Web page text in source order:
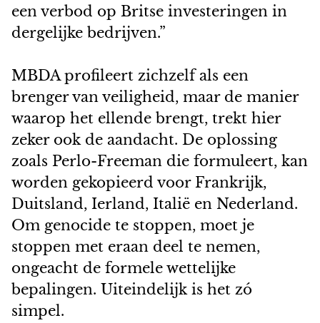
een verbod op Britse investeringen in
dergelijke bedrijven.”
MBDA profileert zichzelf als een
brenger van veiligheid, maar de manier
waarop het ellende brengt, trekt hier
zeker ook de aandacht. De oplossing
zoals Perlo-Freeman die formuleert, kan
worden gekopieerd voor Frankrijk,
Duitsland, Ierland, Italië en Nederland.
Om genocide te stoppen, moet je
stoppen met eraan deel te nemen,
ongeacht de formele wettelijke
bepalingen. Uiteindelijk is het zó
simpel.